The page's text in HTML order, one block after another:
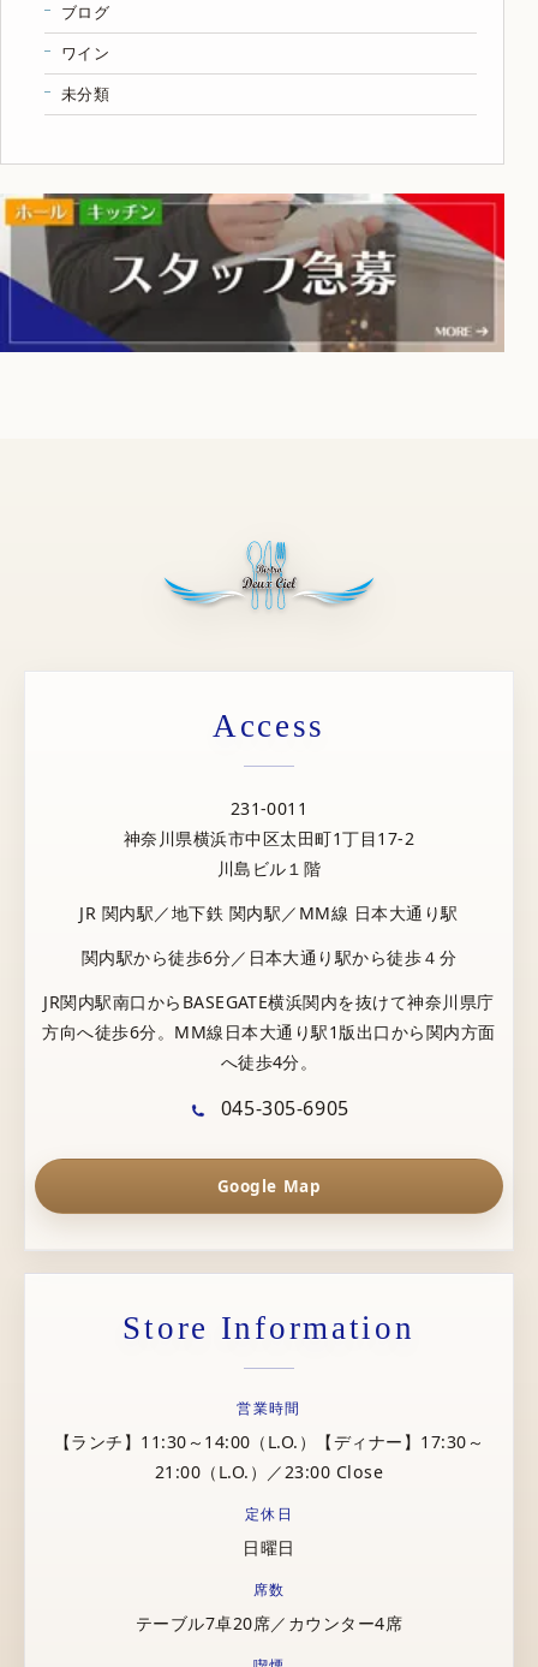
ブログ
ワイン
未分類
Access
231-0011
神奈川県横浜市中区太田町1丁目17-2
川島ビル１階
JR 関内駅／地下鉄 関内駅／MM線 日本大通り駅
関内駅から徒歩6分／日本大通り駅から徒歩４分
JR関内駅南口からBASEGATE横浜関内を抜けて神奈川県庁
方向へ徒歩6分。MM線日本大通り駅1版出口から関内方面
へ徒歩4分。
045-305-6905
Google Map
Store Information
営業時間
【ランチ】11:30～14:00（L.O.）【ディナー】17:30～
21:00（L.O.）／23:00 Close
定休日
日曜日
席数
テーブル7卓20席／カウンター4席